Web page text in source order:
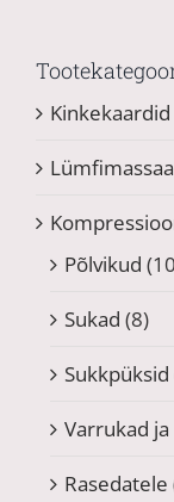
Kinkekaardid
Põlvikud
Sukad (8)
Sukkpüksid
Varrukad
Rasedatele